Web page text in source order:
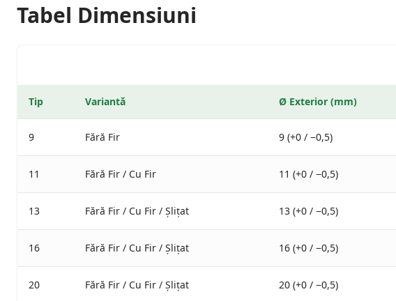
Tabel Dimensiuni
Tip Variantă Ø Exterior (mm)
9 Fără Fir 9 (+0 / −0,5)
11 Fără Fir / Cu Fir 11 (+0 / −0,5)
13 Fără Fir / Cu Fir / Șlițat 13 (+0 / −0,5)
16 Fără Fir / Cu Fir / Șlițat 16 (+0 / −0,5)
20 Fără Fir / Cu Fir / Șlițat 20 (+0 / −0,5)